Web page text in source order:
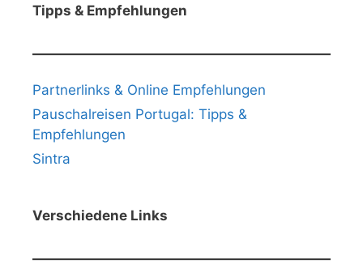
Tipps & Empfehlungen
Partnerlinks & Online Empfehlungen
Pauschalreisen Portugal: Tipps &
Empfehlungen
Sintra
Verschiedene Links